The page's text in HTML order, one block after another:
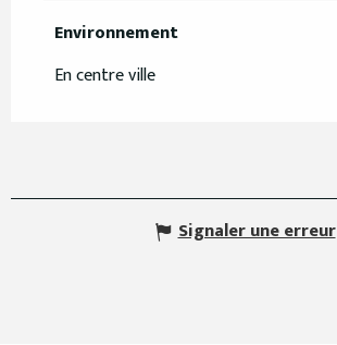
Environnement
Environnement
En centre ville
Signaler une erreur